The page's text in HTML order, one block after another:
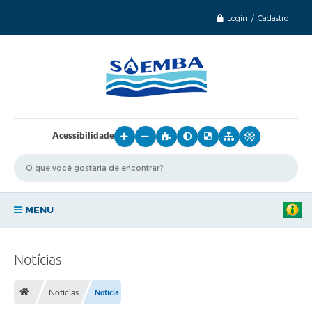
Login / Cadastro
Acessibilidade
MENU
Notícias
Notícias Notícia